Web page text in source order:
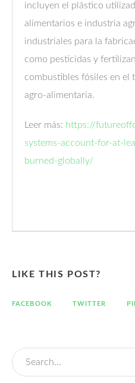
incluyen el plástico
alimentarios e industria
industriales para la
como pesticidas y
combustibles fósiles en el
agro-alimentaria.
Leer más: https://
systems-account-for-at-
burned-globally/
LIKE THIS POST?
FACEBOOK TWITTER